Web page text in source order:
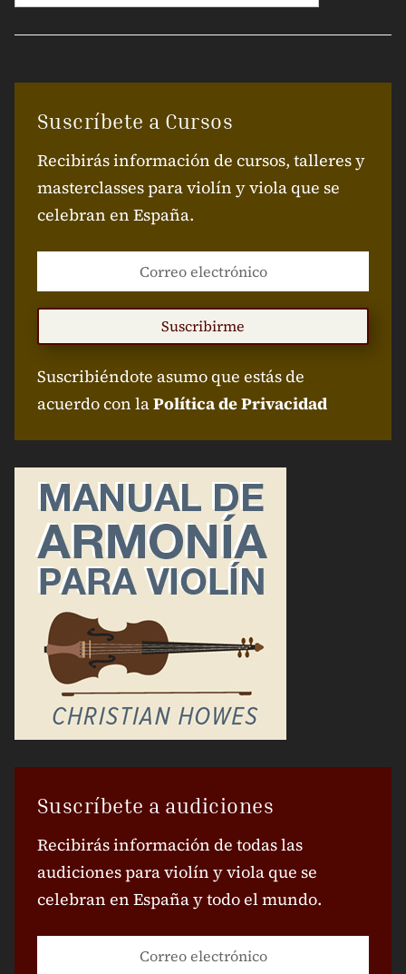
Suscríbete a Cursos
Recibirás información de cursos, talleres y
masterclasses para violín y viola que se
celebran en España.
Suscribirme
Suscribiéndote asumo que estás de
acuerdo con laPolítica de Privacidad
Suscríbete a audiciones
Recibirás información de todas las
audiciones para violín y viola que se
celebran en España y todo el mundo.